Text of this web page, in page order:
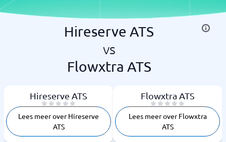
Hireserve ATS
vs
Flowxtra ATS
Hireserve ATS
Lees meer over Hireserve
ATS
Flowxtra ATS
Lees meer over Flowxtra
ATS